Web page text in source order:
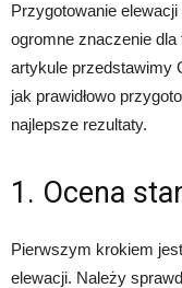
Przygotowanie
ogromne znaczenie dla
artykule przedstawimy
jak prawidłowo
najlepsze rezultaty.
1. Ocena
Pierwszym krokiem
elewacji. Należy